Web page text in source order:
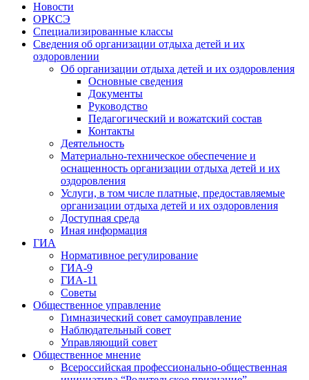
Новости
ОРКСЭ
Специализированные классы
Сведения об организации отдыха детей и их
оздоровлении
Об организации отдыха детей и их оздоровления
Основные сведения
Документы
Руководство
Педагогический и вожатский состав
Контакты
Деятельность
Материально-техническое обеспечение и
оснащенность организации отдыха детей и их
оздоровления
Услуги, в том числе платные, предоставляемые
организации отдыха детей и их оздоровления
Доступная среда
Иная информация
ГИА
Нормативное регулирование
ГИА-9
ГИА-11
Советы
Общественное управление
Гимназический совет самоуправление
Наблюдательный совет
Управляющий совет
Общественное мнение
Всероссийская профессионально-общественная